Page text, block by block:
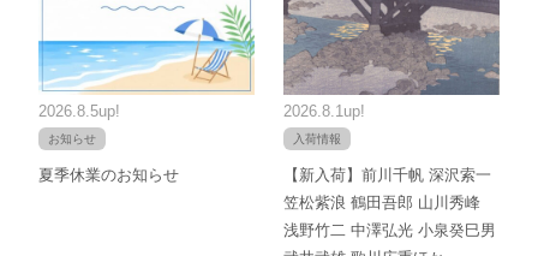
2026.8.5up!
お知らせ
夏季休業のお知らせ
2026.8.1up!
入荷情報
【新入荷】前川千帆 深沢索一
笠松紫浪 鶴田吾郎 山川秀峰
浅野竹二 中澤弘光 小泉癸巳男